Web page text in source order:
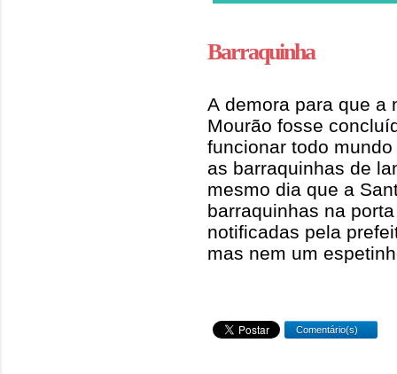
Barraquinha
A demora para que a
Mourão fosse
funcionar todo
as barraquinhas de
mesmo dia que a
barraquinhas na
notificadas pela
mas nem um
Comentário(s)